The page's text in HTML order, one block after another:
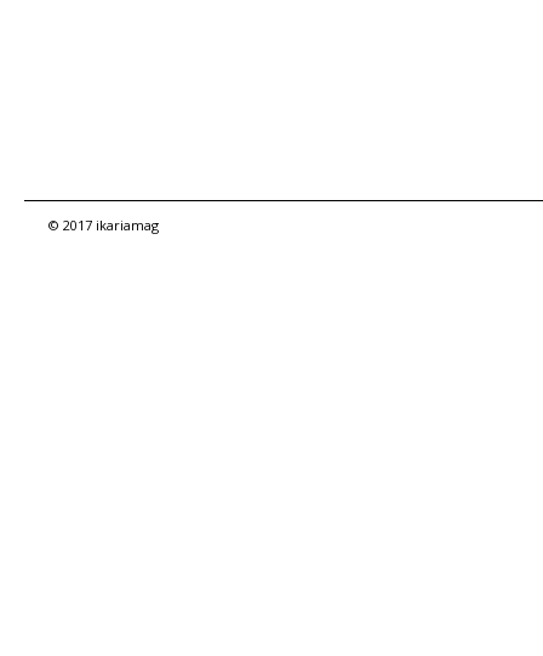
© 2017 ikariamag